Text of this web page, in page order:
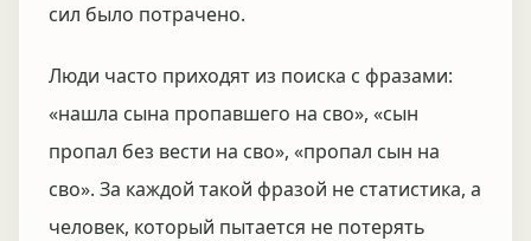
сил было потрачено.
Люди часто приходят из поиска с фразами:
«нашла сына пропавшего на сво», «сын
пропал без вести на сво», «пропал сын на
сво». За каждой такой фразой не статистика, а
человек, который пытается не потерять